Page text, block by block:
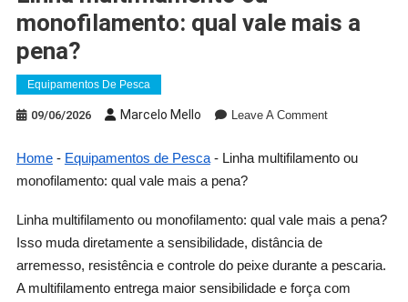
monofilamento: qual vale mais a
pena?
Equipamentos De Pesca
09/06/2026 Marcelo Mello Leave A CommentOn
Multifilamento
Qual
A
Pena?
Home- Equipamentos de Pesca- Linha multifilamento ou
monofilamento: qual vale mais a pena?
Linha multifilamento ou monofilamento: qual vale mais a pena?
Isso muda diretamente a sensibilidade, distância de
arremesso, resistência e controle do peixe durante a pescaria.
A multifilamento entrega maior sensibilidade e força com